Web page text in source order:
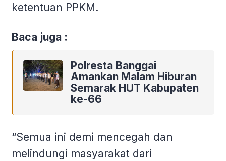
ketentuan PPKM.
Baca juga :
Polresta Banggai
Amankan Malam Hiburan
Semarak HUT Kabupaten
ke-66
“Semua ini demi mencegah dan
melindungi masyarakat dari